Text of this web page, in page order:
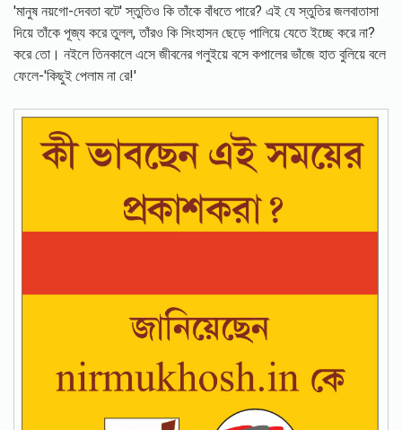
- Bhashatattwa
'মানুষ নয়গো-দেবতা বটে' স্তুতিও কি তাঁকে বাঁধতে পারে? এই যে স্তুতির জলবাতাসা
দিয়ে তাঁকে পূজ্য করে তুলল, তাঁরও কি সিংহাসন ছেড়ে পালিয়ে যেতে ইচ্ছে করে না?
করে তো। নইলে তিনকালে এসে জীবনের গলুইয়ে বসে কপালের ভাঁজে হাত বুলিয়ে বলে
ফেলে-'কিছুই পেলাম না রে!'